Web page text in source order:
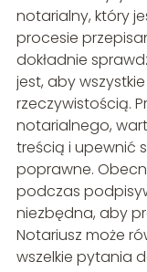
notarialny, który
procesie
dokładnie
jest, aby
rzeczywistością.
notarialnego,
treścią i upewnić
poprawne.
podczas
niezbędna, aby
Notariusz może
wszelkie pytania